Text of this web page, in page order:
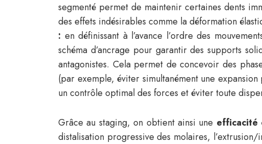
segmenté permet de maintenir certaines dents
des effets indésirables comme la déformation
: en définissant à l’avance l’ordre des
schéma d’ancrage pour garantir des supports
antagonistes. Cela permet de concevoir des
(par exemple, éviter simultanément une
un contrôle optimal des forces et éviter toute
Grâce au staging, on obtient ainsi une efficacité
distalisation progressive des molaires,